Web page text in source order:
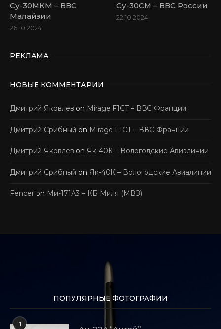
Су-30МКМ – ВВС
Малайзии
26.10.2024
Су-30СМ – ВВС России
22.10.2024
РЕКЛАМА
НОВЫЕ КОММЕНТАРИИ
Дмитрий Яковлев on Mirage F1CT – ВВС Франции
Дмитрий Срибный on Mirage F1CT – ВВС Франции
Дмитрий Яковлев on Як-40К – Вологодские Авиалинии
Дмитрий Срибный on Як-40К – Вологодские Авиалинии
Fencer on Ми-171А3 – КБ Миля (МВЗ)
ПОПУЛЯРНЫЕ ФОТОГРАФИИ
1